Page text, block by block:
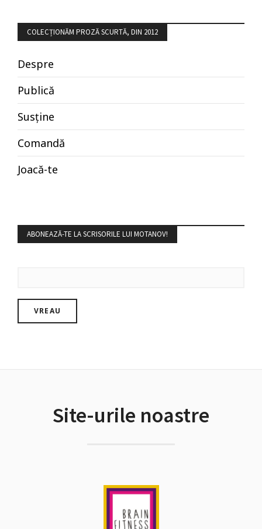
COLECȚIONĂM PROZĂ SCURTĂ, DIN 2012
Despre
Publică
Susține
Comandă
Joacă-te
ABONEAZĂ-TE LA SCRISORILE LUI MOTANOV!
Site-urile noastre